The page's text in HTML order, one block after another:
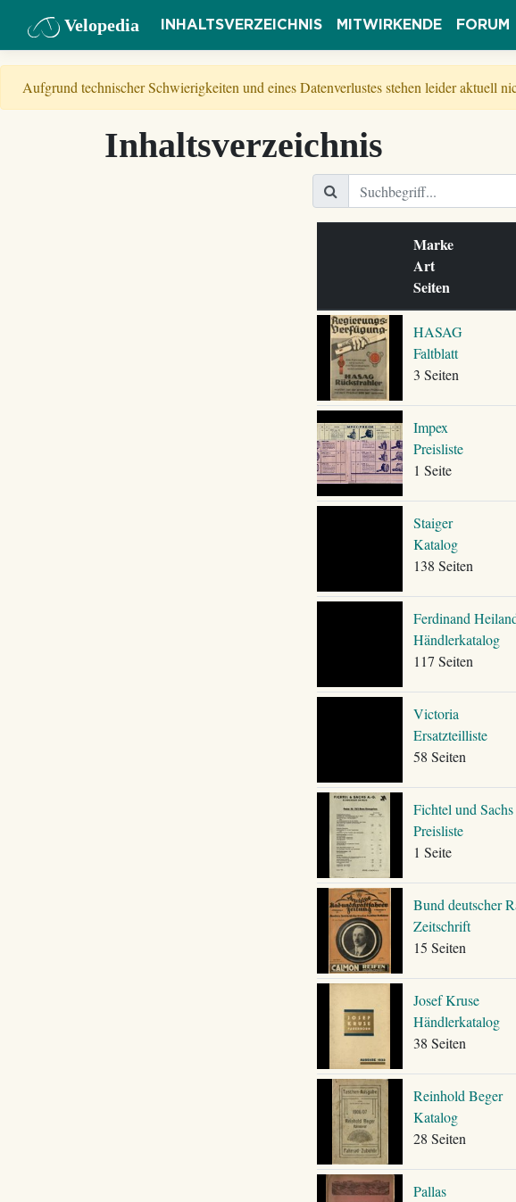
Velopedia INHALTSVERZEICHNIS MITWIRKENDE FORUM
Aufgrund technischer Schwierigkeiten und eines Datenverlustes stehen leider
Inhaltsverzeichnis
Marke
Art
Seiten
HASAG
Faltblatt
3 Seiten
Impex
Preisliste
1 Seite
Staiger
Katalog
138 Seiten
Ferdinand
Händlerkatalog
117 Seiten
Victoria
Ersatzteilliste
58 Seiten
Fichtel und Sachs
Preisliste
1 Seite
Bund deutscher
Zeitschrift
15 Seiten
Josef Kruse
Händlerkatalog
38 Seiten
Reinhold Beger
Katalog
28 Seiten
Pallas